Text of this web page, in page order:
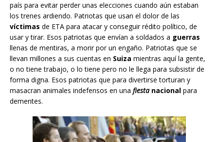
país para evitar perder unas elecciones cuando aún estaban
los trenes ardiendo. Patriotas que usan el dolor de las
víctimas de ETA para atacar y conseguir rédito político, de
usar y tirar. Esos patriotas que envían a soldados a guerras
llenas de mentiras, a morir por un engaño. Patriotas que se
llevan millones a sus cuentas en Suiza mientras aquí la gente,
o no tiene trabajo, o lo tiene pero no le llega para subsistir de
forma digna. Esos patriotas que para divertirse torturan y
masacran animales indefensos en una fiestanacional para
dementes.